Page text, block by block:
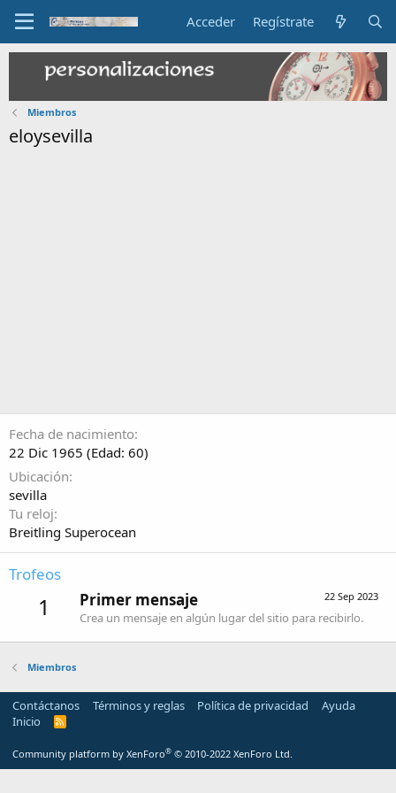
Acceder Regístrate
Miembros
eloysevilla
Fecha de nacimiento
22 Dic 1965 (Edad: 60)
Ubicación
sevilla
Tu reloj
Breitling Superocean
Trofeos
1 22 Sep 2023
Primer mensaje
Crea un mensaje en algún lugar del sitio para recibirlo.
Miembros
Contáctanos Términos y reglas Política de privacidad
Ayuda
Inicio
R
Community platform by XenForo® © 2010-2022 XenForo Ltd.